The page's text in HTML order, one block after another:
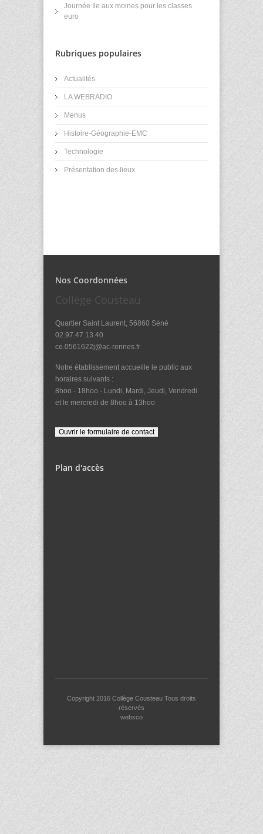
Journée Ile aux moines pour les classes
euro
Rubriques populaires
Actualités
LA WEBRADIO
Menus
Histoire-Géographie-EMC
Technologie
Présentation des lieux
Nos Coordonnées
Collège Cousteau
Quartier Saint Laurent, 56860 Séné
02.97.47.13.40
ce.0561622j@ac-rennes.fr
Notre établissement accueille le public aux
horaires suivants :
8hoo - 18hoo - Lundi, Mardi, Jeudi, Vendredi
et le mercredi de 8hoo à 13hoo
Plan d'accès
Copyright 2016 Collège Cousteau Tous droits
réservés
websco